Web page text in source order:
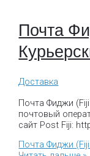
Почта
Доставка
Почта Фиджи
почтовый
сайт Post Fiji:
Почта Фиджи